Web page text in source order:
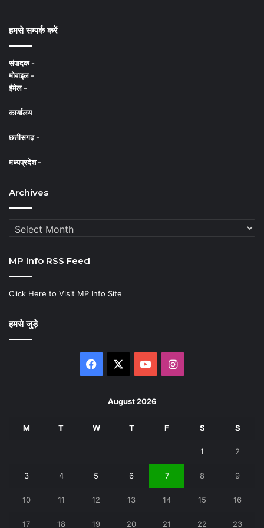
हमसे सम्पर्क करें
संपादक -
मोबाइल -
ईमेल -
कार्यालय
छत्तीसगढ़ -
मध्यप्रदेश -
Archives
Archives
MP Info RSS Feed
Click Here to Visit MP Info Site
हमसे जुड़े
Facebook YouTubeInstagram
August 2026
M T W T F S S
1 2
3 4 5 6 7 8 9
10 11 12 13 14 15 16
17 18 19 20 21 22 23